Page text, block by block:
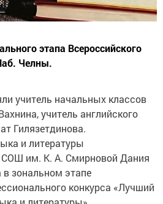
этапа Всероссийского
Челны.
учитель начальных классов
учитель английского
Гилязетдинова.
и литературы
СОШ им. К. А. Смирновой Дания
зональном этапе
конкурса «Лучший